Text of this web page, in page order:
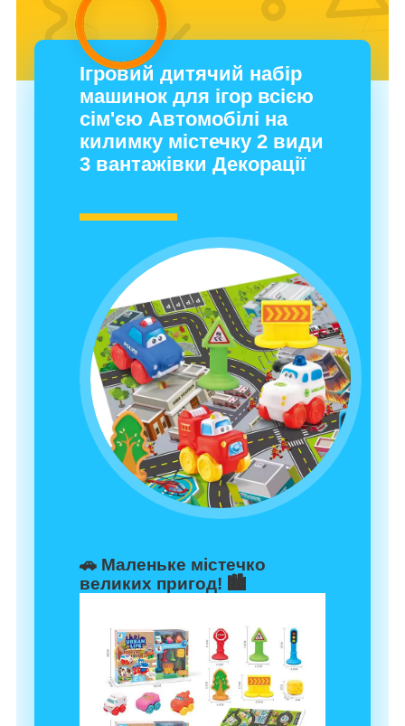
Ігровий дитячий набір
машинок для ігор всією
сім'єю Автомобілі на
килимку містечку 2 види
3 вантажівки Декорації
🚗 Маленьке містечко
великих пригод! 🏙️